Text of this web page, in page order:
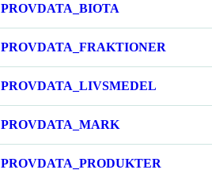
PROVDATA_BIOTA
PROVDATA_FRAKTIONER
PROVDATA_LIVSMEDEL
PROVDATA_MARK
PROVDATA_PRODUKTER